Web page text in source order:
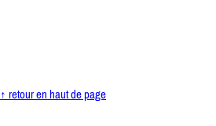
↑ retour en haut de page